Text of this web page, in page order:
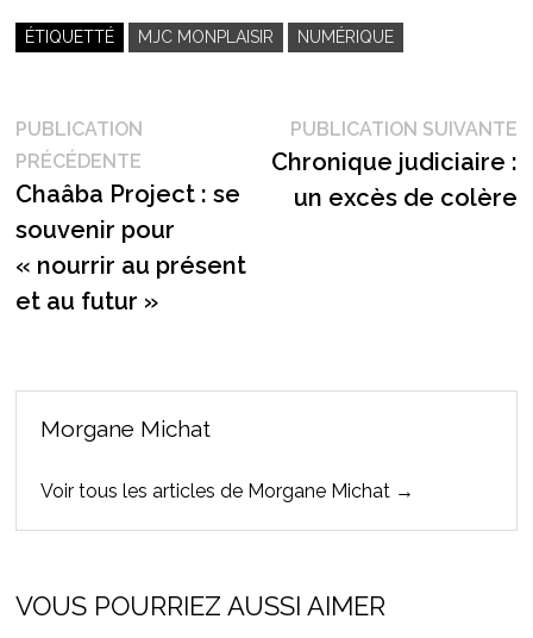
ÉTIQUETTÉ MJC MONPLAISIR NUMÉRIQUE
Navigation
de
l’article
PUBLICATION
PRÉCÉDENTEPublication
précédente :
Chaâba Project : se
souvenir pour
« nourrir au présent
et au futur »
PUBLICATION SUIVANTE
Chronique judiciaire :
un excès de colère
Morgane Michat
Voir tous les articles de Morgane Michat →
VOUS POURRIEZ AUSSI AIMER